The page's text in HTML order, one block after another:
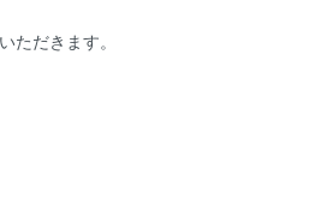
だきます。